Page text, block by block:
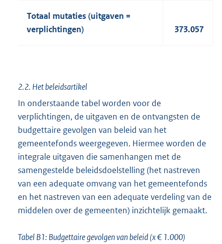
Totaal mutaties (uitgaven =
verplichtingen)
373.057
2.2. Het beleidsartikel
In onderstaande tabel worden voor de
verplichtingen, de uitgaven en de ontvangsten de
budgettaire gevolgen van beleid van het
gemeentefonds weergegeven. Hiermee worden de
integrale uitgaven die samenhangen met de
samengestelde beleidsdoelstelling (het nastreven
van een adequate omvang van het gemeentefonds
en het nastreven van een adequate verdeling van de
middelen over de gemeenten) inzichtelijk gemaakt.
Tabel B1: Budgettaire gevolgen van beleid (x € 1.000)